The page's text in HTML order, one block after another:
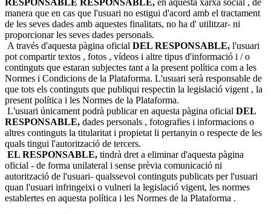
RESPONSABLE RESPONSABLE, en aquesta xarxa social , de
manera que en cas que l'usuari no estigui d'acord amb el tractament
de les seves dades amb aquestes finalitats, no ha d' utilitzar- ni
proporcionar les seves dades personals.
A través d'aquesta pàgina oficial DEL RESPONSABLE, l'usuari
pot compartir textos , fotos , vídeos i altre tipus d'informació i / o
continguts que estaran subjectes tant a la present política com a les
Normes i Condicions de la Plataforma. L'usuari serà responsable de
que tots els continguts que publiqui respectin la legislació vigent , la
present política i les Normes de la Plataforma.
L'usuari únicament podrà publicar en aquesta pàgina oficial DEL
RESPONSABLE, dades personals , fotografies i informacions o
altres continguts la titularitat i propietat li pertanyin o respecte de les
quals tingui l'autorització de tercers.
EL RESPONSABLE, tindrà dret a eliminar d'aquesta pàgina
oficial - de forma unilateral i sense prèvia comunicació ni
autorització de l'usuari- qualssevol continguts publicats per l'usuari
quan l'usuari infringeixi o vulneri la legislació vigent, les normes
establertes en aquesta política i les Normes de la Plataforma .